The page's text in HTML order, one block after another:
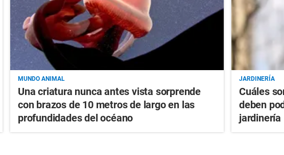
MUNDO ANIMAL
Una criatura nunca antes vista sorprende
con brazos de 10 metros de largo en las
profundidades del océano
JARDINERÍA
Cuáles
deben
jardinería